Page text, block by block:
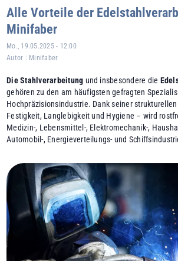
Alle Vorteile der
Minifaber
Mo., 19.05.2025 - 12:00
Autor : Minifaber
Die Stahlverarbeitung und insbesondere die
gehören zu den am häufigsten gefragten
Hochpräzisionsindustrie. Dank seiner
Festigkeit, Langlebigkeit und Hygiene – wird
Medizin-, Lebensmittel-, Elektromechanik-,
Automobil-, Energieverteilungs- und